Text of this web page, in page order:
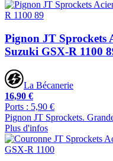
Pignon JT Sprockets
Suzuki GSX-R 1100
La Bécanerie
16,90 €
Ports : 5,90 €
Pignon JT Sprockets.
Plus d'infos